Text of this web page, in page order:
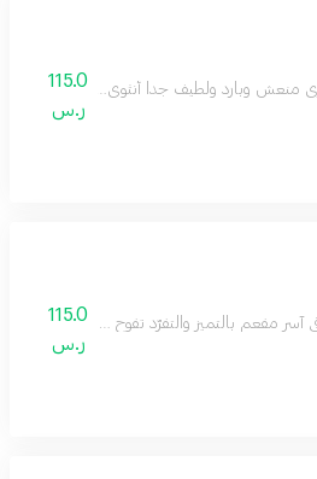
منعش وبارد ولطيف جداً أنثوي بامتياز عطر
115.0
ر.س
آسر مفعم بالتميز والتفرّد تفوح منه رائحة
115.0
ر.س